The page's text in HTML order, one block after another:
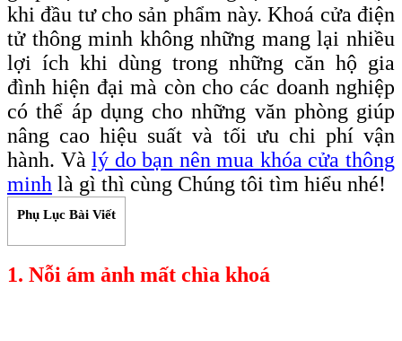
khi đầu tư cho sản phẩm này. Khoá cửa điện
tử thông minh không những mang lại nhiều
lợi ích khi dùng trong những căn hộ gia
đình hiện đại mà còn cho các doanh nghiệp
có thể áp dụng cho những văn phòng giúp
nâng cao hiệu suất và tối ưu chi phí vận
hành. Vàlý do bạn nên mua khóa cửa thông
minh là gì thì cùng Chúng tôi tìm hiểu nhé!
Phụ Lục Bài Viết
1. Nỗi ám ảnh mất chìa khoá